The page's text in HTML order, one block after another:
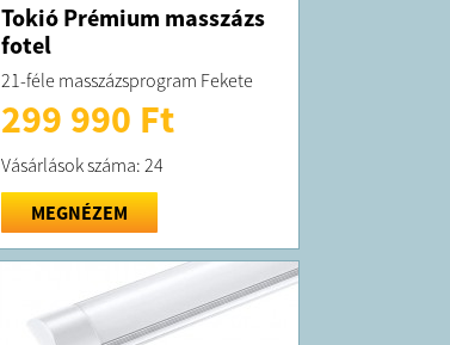
Tokió Prémium masszázs
fotel
21-féle masszázsprogram Fekete
299 990 Ft
Vásárlások száma: 24
MEGNÉZEM